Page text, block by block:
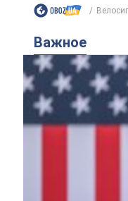
Важное